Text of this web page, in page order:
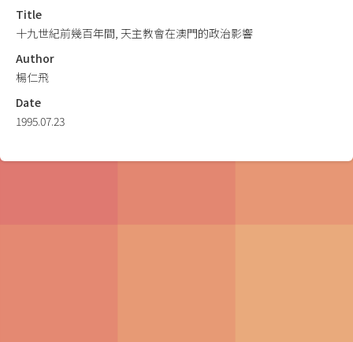
Title
十九世紀前幾百年間, 天主教會在澳門的政治影響
Author
楊仁飛
Date
1995.07.23